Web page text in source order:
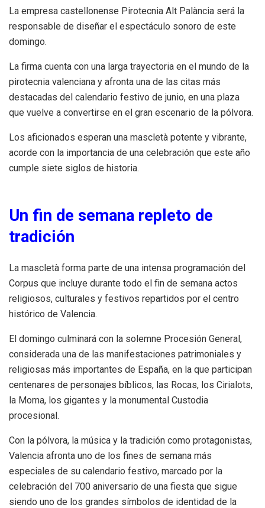
La empresa castellonense Pirotecnia Alt Palància será la
responsable de diseñar el espectáculo sonoro de este
domingo.
La firma cuenta con una larga trayectoria en el mundo de la
pirotecnia valenciana y afronta una de las citas más
destacadas del calendario festivo de junio, en una plaza
que vuelve a convertirse en el gran escenario de la pólvora.
Los aficionados esperan una mascletà potente y vibrante,
acorde con la importancia de una celebración que este año
cumple siete siglos de historia.
Un fin de semana repleto de
tradición
La mascletà forma parte de una intensa programación del
Corpus que incluye durante todo el fin de semana actos
religiosos, culturales y festivos repartidos por el centro
histórico de Valencia.
El domingo culminará con la solemne Procesión General,
considerada una de las manifestaciones patrimoniales y
religiosas más importantes de España, en la que participan
centenares de personajes bíblicos, las Rocas, los Cirialots,
la Moma, los gigantes y la monumental Custodia
procesional.
Con la pólvora, la música y la tradición como protagonistas,
Valencia afronta uno de los fines de semana más
especiales de su calendario festivo, marcado por la
celebración del 700 aniversario de una fiesta que sigue
siendo uno de los grandes símbolos de identidad de la